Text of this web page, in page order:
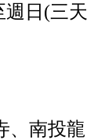
週日(三天
、南投龍